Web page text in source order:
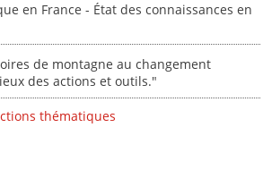
en France - État des connaissances en
de montagne au changement
des actions et outils."
thématiques